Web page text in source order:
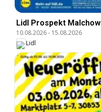
Lidl Prospekt Malchow
10.08.2026- 15.08.2026
Lidl